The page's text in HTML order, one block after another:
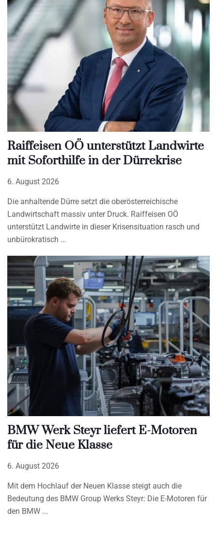
Raiffeisen OÖ unterstützt Landwirte
mit Soforthilfe in der Dürrekrise
6. August 2026
Die anhaltende Dürre setzt die oberösterreichische
Landwirtschaft massiv unter Druck. Raiffeisen OÖ
unterstützt Landwirte in dieser Krisensituation rasch und
unbürokratisch
BMW Werk Steyr liefert E-Motoren
für die Neue Klasse
6. August 2026
Mit dem Hochlauf der Neuen Klasse steigt auch die
Bedeutung des BMW Group Werks Steyr: Die E-Motoren für
den BMW